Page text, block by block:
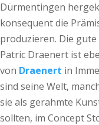
Dürmentingen
konsequent die
produzieren. Die
Patric Draenert ist
von Draenert in
sind seine Welt,
sie als gerahmte
sollten, im Concept